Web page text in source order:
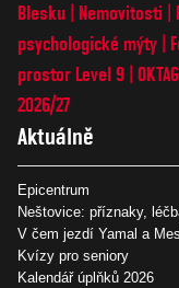
Blesku
Nemovitosti
psychologické mýty
prostor Level 9
2026/27
Aktuálně
Epicentrum
Neštovice: příznaky,
V čem jezdí Yamal a
Kvízy pro seniory
Kalendář úplňků 2026